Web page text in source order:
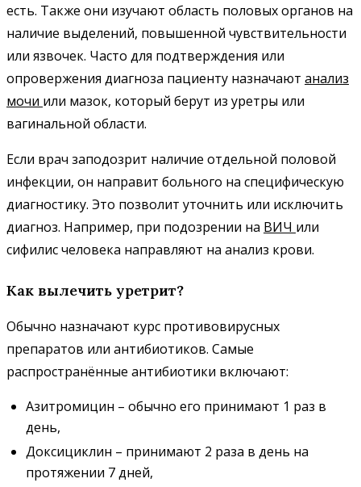
есть. Также они изучают область половых органов на
наличие выделений, повышенной чувствительности
или язвочек. Часто для подтверждения или
опровержения диагноза пациенту назначают анализ
мочи или мазок, который берут из уретры или
вагинальной области.
Если врач заподозрит наличие отдельной половой
инфекции, он направит больного на специфическую
диагностику. Это позволит уточнить или исключить
диагноз. Например, при подозрении на ВИЧ или
сифилис человека направляют на анализ крови.
Как вылечить уретрит?
Обычно назначают курс противовирусных
препаратов или антибиотиков. Самые
распространённые антибиотики включают:
Азитромицин – обычно его принимают 1 раз в
день,
Доксициклин – принимают 2 раза в день на
протяжении 7 дней,